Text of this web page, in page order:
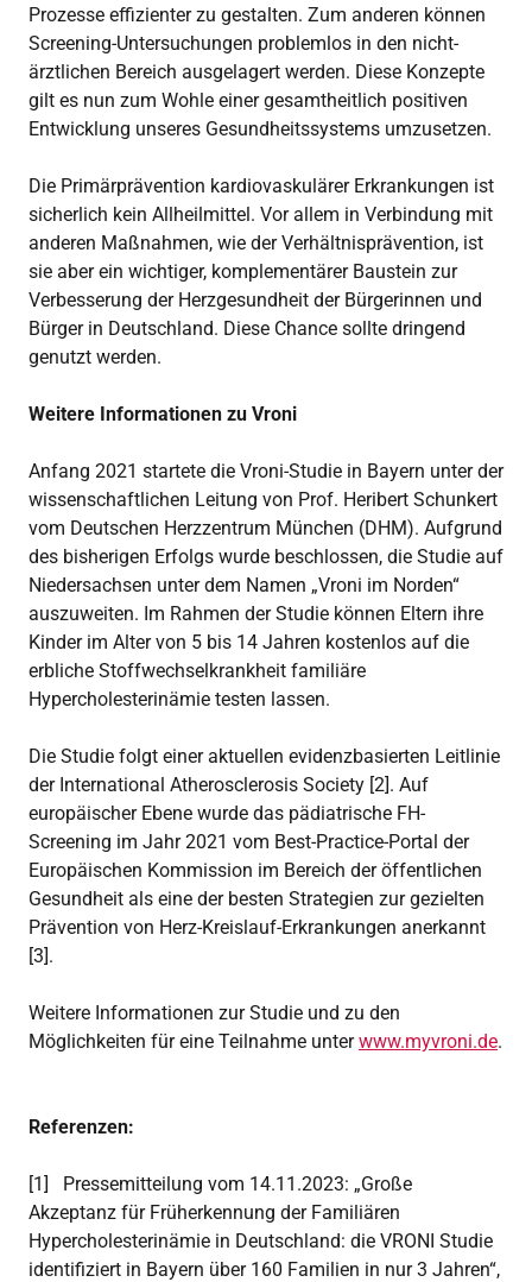
Prozesse effizienter zu gestalten. Zum anderen können
Screening-Untersuchungen problemlos in den nicht-
ärztlichen Bereich ausgelagert werden. Diese Konzepte
gilt es nun zum Wohle einer gesamtheitlich positiven
Entwicklung unseres Gesundheitssystems umzusetzen.
Die Primärprävention kardiovaskulärer Erkrankungen ist
sicherlich kein Allheilmittel. Vor allem in Verbindung mit
anderen Maßnahmen, wie der Verhältnisprävention, ist
sie aber ein wichtiger, komplementärer Baustein zur
Verbesserung der Herzgesundheit der Bürgerinnen und
Bürger in Deutschland. Diese Chance sollte dringend
genutzt werden.
Weitere Informationen zu Vroni
Anfang 2021 startete die Vroni-Studie in Bayern unter der
wissenschaftlichen Leitung von Prof. Heribert Schunkert
vom Deutschen Herzzentrum München (DHM). Aufgrund
des bisherigen Erfolgs wurde beschlossen, die Studie auf
Niedersachsen unter dem Namen „Vroni im Norden“
auszuweiten. Im Rahmen der Studie können Eltern ihre
Kinder im Alter von 5 bis 14 Jahren kostenlos auf die
erbliche Stoffwechselkrankheit familiäre
Hypercholesterinämie testen lassen.
Die Studie folgt einer aktuellen evidenzbasierten Leitlinie
der International Atherosclerosis Society [2]. Auf
europäischer Ebene wurde das pädiatrische FH-
Screening im Jahr 2021 vom Best-Practice-Portal der
Europäischen Kommission im Bereich der öffentlichen
Gesundheit als eine der besten Strategien zur gezielten
Prävention von Herz-Kreislauf-Erkrankungen anerkannt
[3].
Weitere Informationen zur Studie und zu den
Möglichkeiten für eine Teilnahme unterwww.myvroni.de.
Referenzen:
[1] Pressemitteilung vom 14.11.2023: „Große
Akzeptanz für Früherkennung der Familiären
Hypercholesterinämie in Deutschland: die VRONI Studie
identifiziert in Bayern über 160 Familien in nur 3 Jahren“,